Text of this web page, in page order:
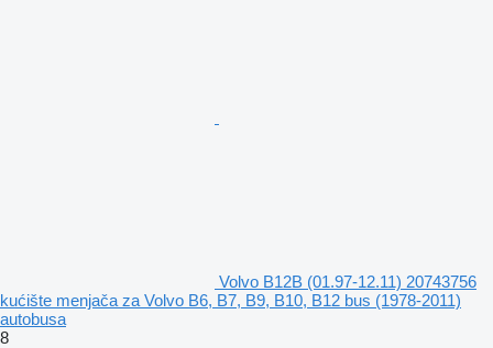
Volvo B12B (01.97-12.11) 20743756
kućište menjača za Volvo B6, B7, B9, B10, B12 bus (1978-2011)
autobusa
8